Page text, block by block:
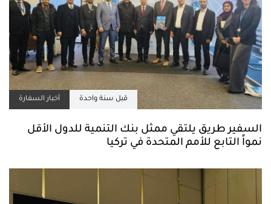
قبل سنة واحدة أخبار السفارة
السفير طريق يلتقي ممثل بنك التنمية للدول الأقل
نمواً التابع للأمم المتحدة في تركيا